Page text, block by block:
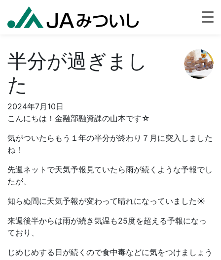
半分が過ぎまし
た
2024年7月10日
こんにちは！金融部融資課の山本です☆
気がついたらもう１年の半分が終わり７月に突入しました
ね！
先週ネットで天気予報見ていたら雨が続くような予報でし
たが、
知らぬ間に天気予報が変わって晴れになっていました☀
来週後半からは雨が続き気温も25度を超える予報になっ
ており、
じめじめする日が続くので食中毒などに気をつけましょう